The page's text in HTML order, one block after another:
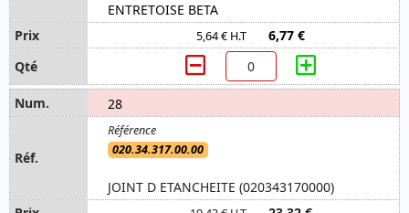
ENTRETOISE BETA
5,64 € H.T 6,77 €
28
020.34.317.00.00
JOINT D ETANCHEITE (020343170000)